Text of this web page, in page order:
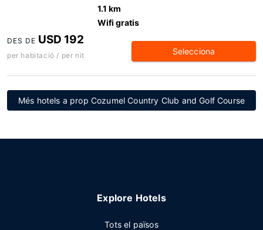
1.1 km
Wifi gratis
DES DE USD 192
per habitació / per nit Selecciona
Més hotels a prop Cozumel Country Club and Golf Course
Explore Hotels
Tots el països